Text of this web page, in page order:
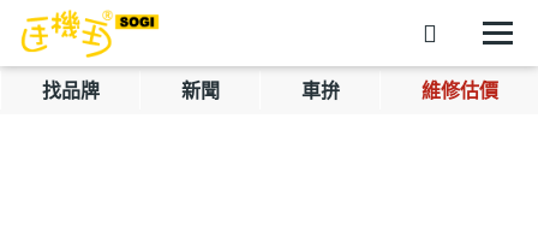
找品牌 新聞 車拚 維修估價